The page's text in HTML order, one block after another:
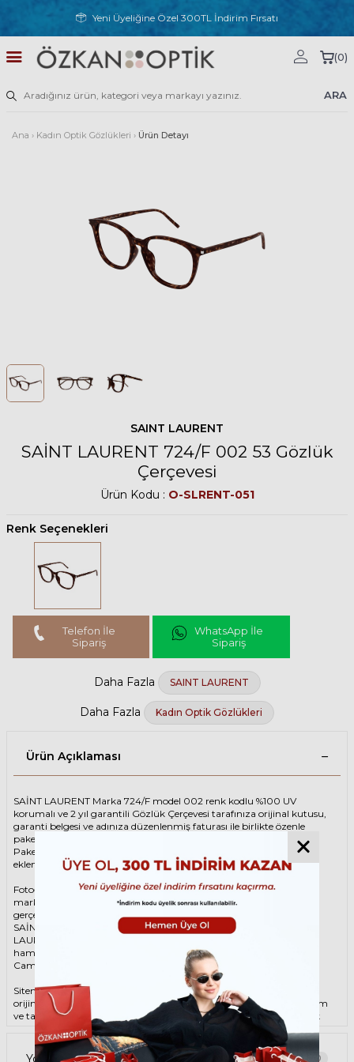
Yeni Üyeliğine Özel 300TL İndirim Fırsatı
ARA
(0)
Ana › Kadın Optik Gözlükleri › Ürün Detayı
SAINT LAURENT
SAİNT LAURENT 724/F 002 53 Gözlük
Çerçevesi
Ürün Kodu : O-SLRENT-051
Renk Seçenekleri
Telefon İle
Sipariş
WhatsApp İle
Sipariş
Daha Fazla SAINT LAURENT
Daha Fazla Kadın Optik Gözlükleri
Ürün Açıklaması
SAİNT LAURENT Marka 724/F model 002 renk kodlu %100 UV
korumalı ve 2 yıl garantili Gözlük Çerçevesi tarafınıza orijinal kutusu,
garanti belgesi ve adınıza düzenlenmiş faturası ile birlikte özenle
paketlenerek kargoya teslim edilir.
Paketinize ek olarak silme bezi ve temizleme spreyi ücretsiz olarak
eklenmektedir.
Fotoğraftaki Gözlük Çerçevesi kutusu gösterim amaçlı olup
markanın orijinal alternatiflerinden gönderim
gerçekleştirilebilmektedir.
SAİNT LAURENT Kadın Kahverengi Gözlük ÇerçevesiSAİNT
LAURENT 724/F 002 53 Gözlük Çerçevesi çerçeve şekli Oval,
hammaddesi Asetat, çerçeve rengi Kahverengi renktir.
Camlar %100 korumalı renkli camların materyali ‘dir.
Sitemizden alacağınız SAİNT LAURENT Gözlük Çerçevesi %100
orijinal ve 2 yıl garantilidir. Garanti kapsamındaki tüm parça değişim
ve tamir işlemlerini
ÖZKAN OPTİK
mağazalarından ücretsiz olarak
destek alabilirsiniz.
Garanti kapsamı dışındaki tüm parça değişim ve tamir işlemleri için
Yorumlar 0